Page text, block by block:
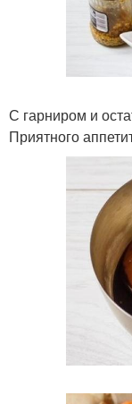
С гарниром и
Приятного